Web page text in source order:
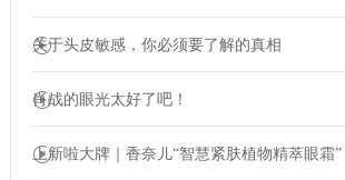
关于头皮敏感，你必须要了解的真相
肖战的眼光太好了吧！
上新啦大牌｜香奈儿“智慧紧肤植物精萃眼霜”